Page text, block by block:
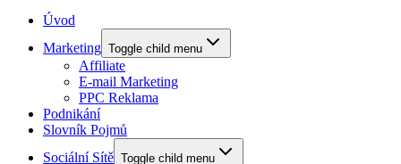
Úvod
Marketing Toggle child menu
Affiliate
E-mail Marketing
PPC Reklama
Podnikání
Slovník Pojmů
Sociální Sítě Toggle child menu